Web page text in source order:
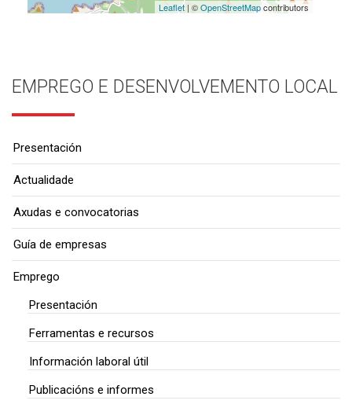
Leaflet| ©OpenStreetMapcontributors
EMPREGO E DESENVOLVEMENTO LOCAL
Presentación
Actualidade
Axudas e convocatorias
Guía de empresas
Emprego
Presentación
Ferramentas e recursos
Información laboral útil
Publicacións e informes